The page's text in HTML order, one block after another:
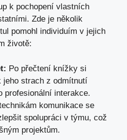
k pochopení vlastních
Zde je několik
pomohl individuím v jejich
životě:
Po přečtení knížky si
jeho strach z odmítnutí
profesionální interakce.
komunikace se
spolupráci v týmu, což
projektům.